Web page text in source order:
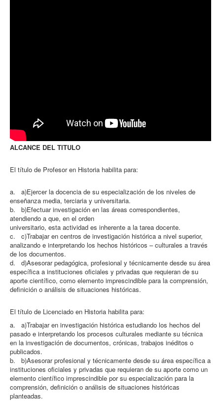
ALCANCE DEL TITULO
El título de Profesor en Historia habilita para:
a. a)Ejercer la docencia de su especialización de los niveles de
enseñanza media, terciaria y universitaria.
b. b)Efectuar investigación en las áreas correspondientes,
atendiendo a que, en el orden
universitario, esta actividad es inherente a la tarea docente.
c. c)Trabajar en centros de investigación histórica a nivel superior,
analizando e interpretando los hechos históricos – culturales a través
de los documentos.
d. d)Asesorar pedagógica, profesional y técnicamente desde su área
específica a instituciones oficiales y privadas que requieran de su
aporte científico, como elemento imprescindible para la comprensión,
definición o análisis de situaciones históricas.
El título de Licenciado en Historia habilita para:
a. a)Trabajar en investigación histórica estudiando los hechos del
pasado e interpretando los procesos culturales mediante su técnica
en la investigación de documentos, crónicas, trabajos inéditos o
publicados.
b. b)Asesorar profesional y técnicamente desde su área específica a
instituciones oficiales y privadas que requieran de su aporte como un
elemento científico imprescindible por su especialización para la
comprensión, definición o análisis de situaciones históricas
planteadas.